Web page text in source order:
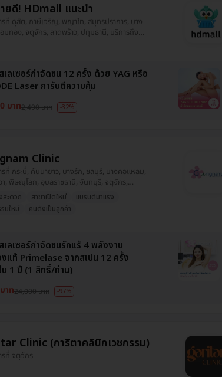
ยดี! HDmall แนะนำ
รที่ ดุสิต, ภาษีเจริญ, พญาไท, สมุทรปราการ, บาง
มทอง, จตุจักร, ลาดพร้าว, ปทุมธานี, บริการถึง
เลเซอร์กำจัดขน 12 ครั้ง ด้วย YAG หรือ
Laser การันตีความคุ้ม
บาท2,490 บาท -32%
Clinic
รที่ กระบี่, คันนายาว, บางรัก, ชลบุรี, บางคอแหลม,
า, พิษณุโลก, อุบลราชธานี, จันทบุรี, จตุจักร,
าการ, ปทุมวัน, บางขุนเทียน, นนทบุรี, ธนบุรี,
น้อย, คลองเตย, เชียงใหม่, สุราษฎ์ธานี, ระยอง,
, นครปฐม, ห้วยขวาง, บางกะปิ, คลองสาน,
ธรรมราช, สงขลา, ภาษีเจริญ, ปทุมธานี
สะดวก สาขาเปิดใหม่
แบรนด์มาแรง
มใหม่
คนดังเป็นลูกค้า
เลเซอร์กำจัดขนรักแร้ 4 พลังงาน
งแท้ Primelase จากสเปน 12 ครั้ง
น 1 ปี (1 สิทธิ์/ท่าน)
าท24,000 บาท -97%
Clinic (การิตาคลินิกเวชกรรม)
รที่ จตุจักร